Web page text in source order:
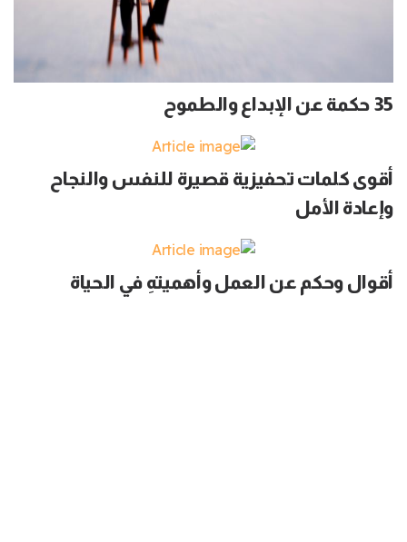
35 حكمة عن الإبداع والطموح
أقوى كلمات تحفيزية قصيرة للنفس والنجاح
وإعادة الأمل
أقوال وحكم عن العمل وأهميتهِ في الحياة